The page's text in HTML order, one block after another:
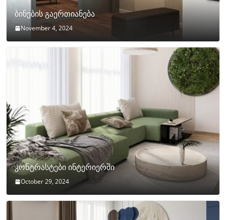
ბინების გაერთიანება
November 4, 2024
კონტრასტები ინტერიერში
October 29, 2024